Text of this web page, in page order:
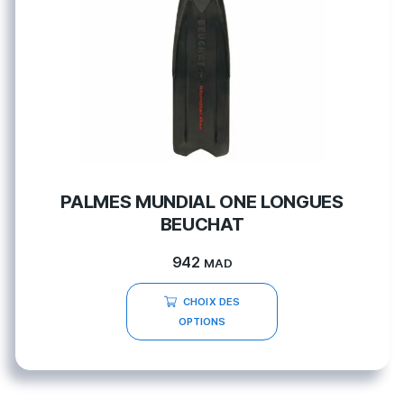
PALMES MUNDIAL ONE LONGUES
BEUCHAT
942 MAD
CHOIX DES
OPTIONS